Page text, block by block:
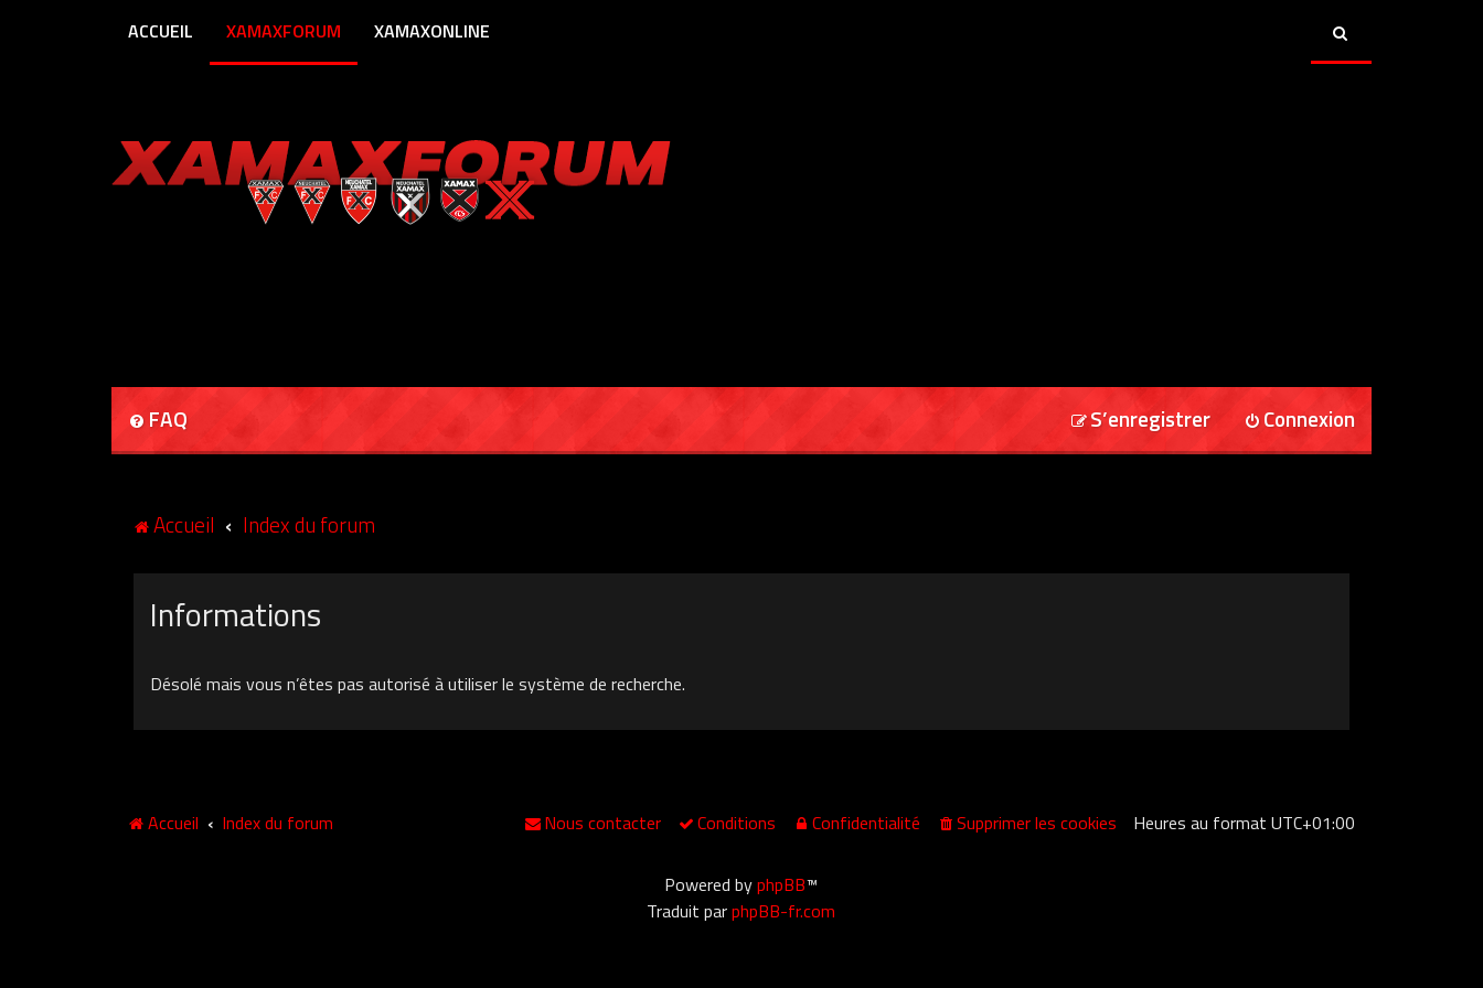
ACCUEIL XAMAXFORUM XAMAXONLINE
FAQ Connexion
S’enregistrer
Accueil Index du forum
Informations
Désolé mais vous n’êtes pas autorisé à utiliser le système de recherche.
Accueil Index du forum Heures au formatUTC+01:00
Supprimer les cookies
Confidentialité
Conditions
Nous contacter
Powered byphpBB™
Traduit parphpBB-fr.com